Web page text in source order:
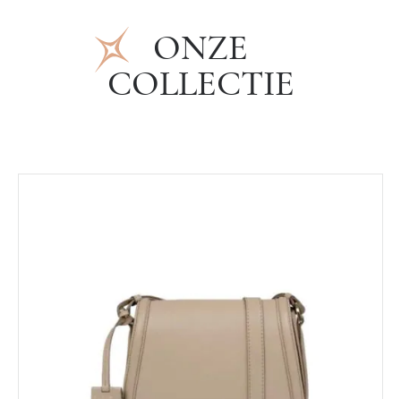
ONZE
COLLECTIE